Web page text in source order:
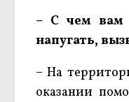
– С чем вам
напугать,
– На
оказании